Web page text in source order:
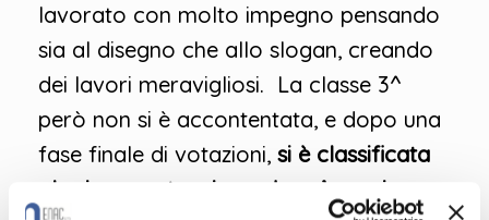
lavorato con molto impegno pensando
sia al disegno che allo slogan, creando
dei lavori meravigliosi. La classe 3^
però non si è accontentata, e dopo una
fase finale di votazioni, si è classificata
al primo posto
vincendo un’esperienza